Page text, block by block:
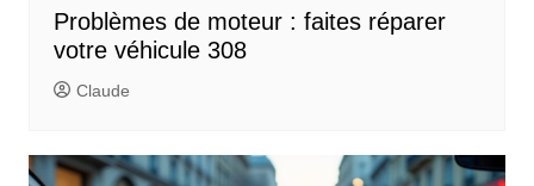
Problèmes de moteur : faites réparer
votre véhicule 308
Claude